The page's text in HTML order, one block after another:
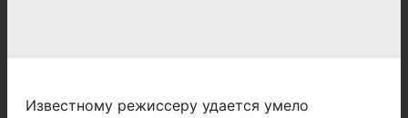
Известному режиссеру удается умело